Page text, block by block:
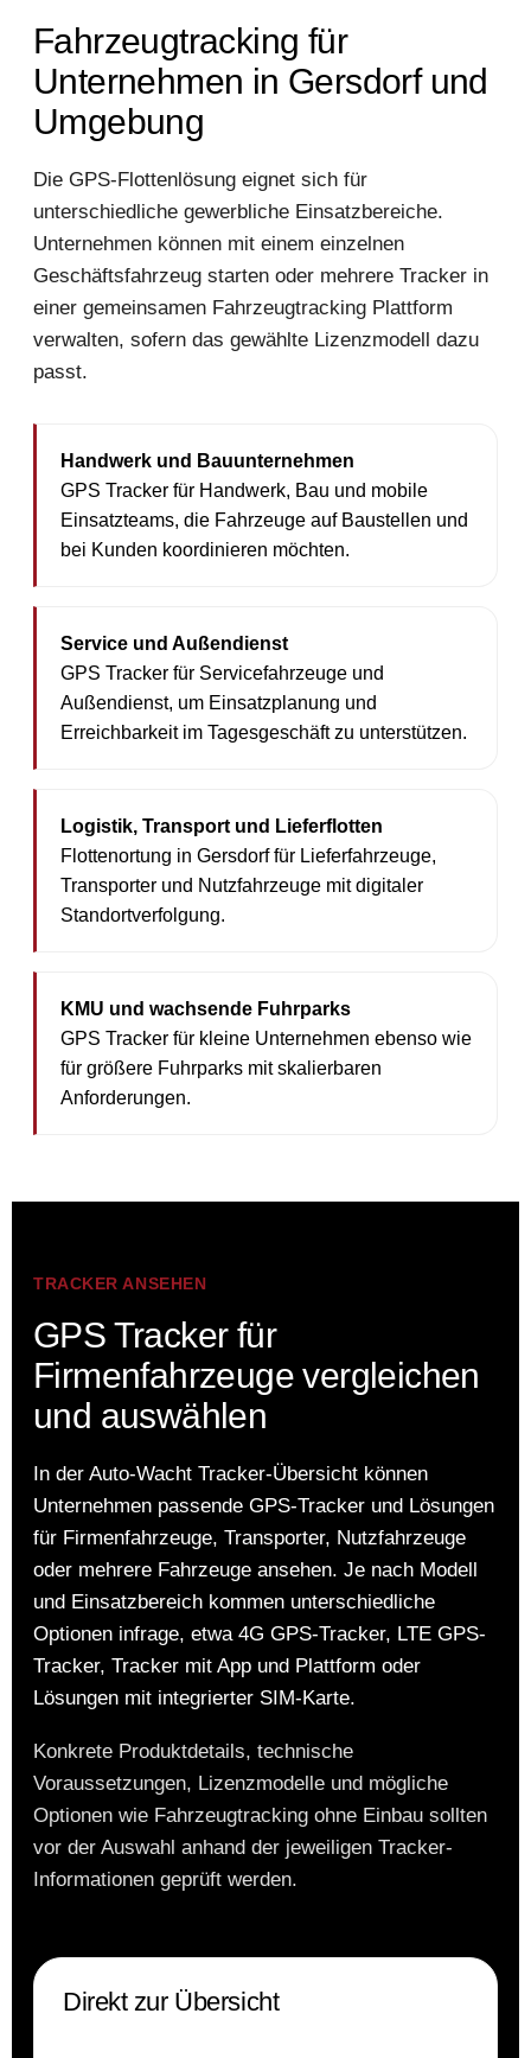
Fahrzeugtracking für
Unternehmen in Gersdorf und
Umgebung
Die GPS-Flottenlösung eignet sich für
unterschiedliche gewerbliche Einsatzbereiche.
Unternehmen können mit einem einzelnen
Geschäftsfahrzeug starten oder mehrere Tracker in
einer gemeinsamen Fahrzeugtracking Plattform
verwalten, sofern das gewählte Lizenzmodell dazu
passt.
Handwerk und Bauunternehmen
GPS Tracker für Handwerk, Bau und mobile
Einsatzteams, die Fahrzeuge auf Baustellen und
bei Kunden koordinieren möchten.
Service und Außendienst
GPS Tracker für Servicefahrzeuge und
Außendienst, um Einsatzplanung und
Erreichbarkeit im Tagesgeschäft zu unterstützen.
Logistik, Transport und Lieferflotten
Flottenortung in Gersdorf für Lieferfahrzeuge,
Transporter und Nutzfahrzeuge mit digitaler
Standortverfolgung.
KMU und wachsende Fuhrparks
GPS Tracker für kleine Unternehmen ebenso wie
für größere Fuhrparks mit skalierbaren
Anforderungen.
TRACKER ANSEHEN
GPS Tracker für
Firmenfahrzeuge vergleichen
und auswählen
In der Auto-Wacht Tracker-Übersicht können
Unternehmen passende GPS-Tracker und Lösungen
für Firmenfahrzeuge, Transporter, Nutzfahrzeuge
oder mehrere Fahrzeuge ansehen. Je nach Modell
und Einsatzbereich kommen unterschiedliche
Optionen infrage, etwa 4G GPS-Tracker, LTE GPS-
Tracker, Tracker mit App und Plattform oder
Lösungen mit integrierter SIM-Karte.
Konkrete Produktdetails, technische
Voraussetzungen, Lizenzmodelle und mögliche
Optionen wie Fahrzeugtracking ohne Einbau sollten
vor der Auswahl anhand der jeweiligen Tracker-
Informationen geprüft werden.
Direkt zur Übersicht